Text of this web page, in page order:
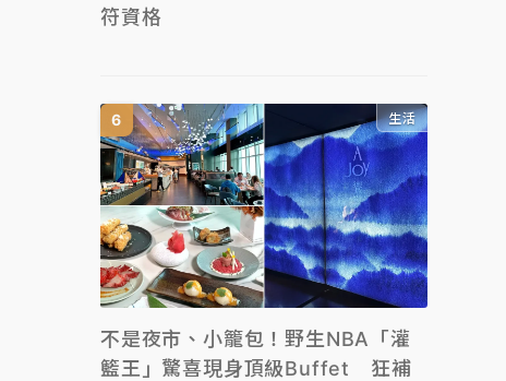
符資格
生活
不是夜市、小籠包！野生NBA「灌
籃王」驚喜現身頂級Buffet 狂補